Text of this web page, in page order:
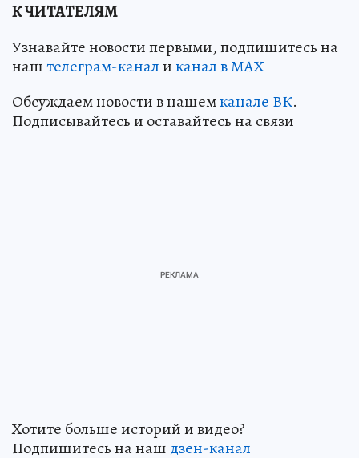
К ЧИТАТЕЛЯМ
Узнавайте новости первыми, подпишитесь на
наштелеграм-каналиканал в МАХ
Обсуждаем новости в нашемканале ВК.
Подписывайтесь и оставайтесь на связи
Хотите больше историй и видео?
Подпишитесь на наш дзен-канал